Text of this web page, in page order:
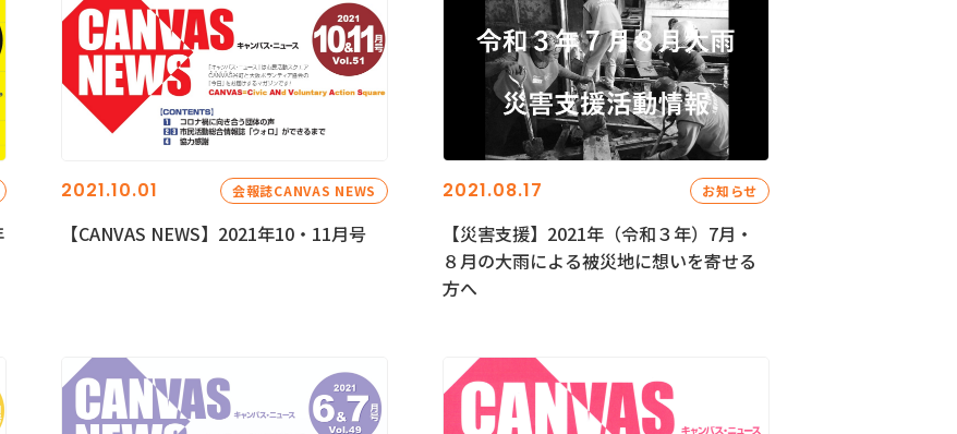
2021.10.01 会報誌CANVAS NEWS
【CANVAS NEWS】2021年10・11月号
2021.08.17 お知らせ
【災害支援】2021年（令和３年）7月・
８月の大雨による被災地に想いを寄せる
方へ